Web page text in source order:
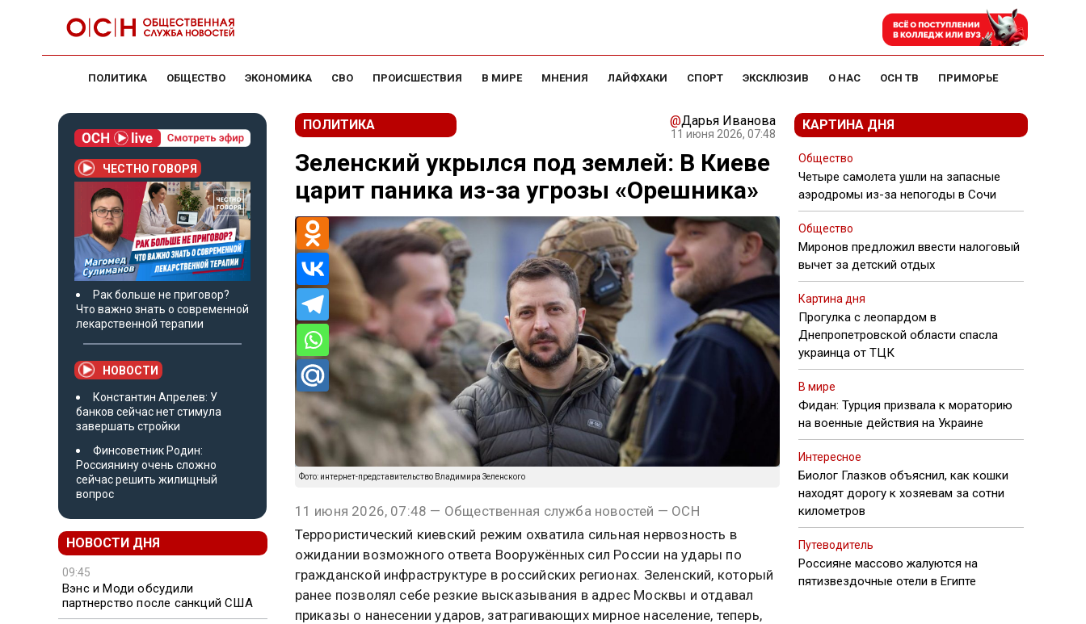
ПОЛИТИКА ОБЩЕСТВО ЭКОНОМИКА СВО ПРОИСШЕСТВИЯ В МИРЕ МНЕНИЯ ЛАЙФХАКИ СПОРТ ЭКСКЛЮЗИВ О НАС ОСН ТВ ПРИМОРЬЕ
ЧЕСТНО ГОВОРЯ
Рак больше не приговор?
Что важно знать о современной
лекарственной терапии
НОВОСТИ
Константин Апрелев: У
банков сейчас нет стимула
завершать стройки
Финсоветник Родин:
Россиянину очень сложно
сейчас решить жилищный
вопрос
НОВОСТИ ДНЯ
09:45
Вэнс и Моди обсудили
партнерство после санкций США
ПОЛИТИКА @Дарья Иванова
11 июня 2026, 07:48
Зеленский укрылся под землей: В Киеве
царит паника из-за угрозы «Орешника»
Фото: интернет-представительство Владимира Зеленского
11 июня 2026, 07:48 — Общественная служба новостей — ОСН
Террористический киевский режим охватила сильная нервозность в
ожидании возможного ответа Вооружённых сил России на удары по
гражданской инфраструктуре в российских регионах. Зеленский, который
ранее позволял себе резкие высказывания в адрес Москвы и отдавал
приказы о нанесении ударов, затрагивающих мирное население, теперь,
КАРТИНА ДНЯ
Общество
Четыре самолета ушли на запасные
аэродромы из-за непогоды в Сочи
Общество
Миронов предложил ввести налоговый
вычет за детский отдых
Картина дня
Прогулка с леопардом в
Днепропетровской области спасла
украинца от ТЦК
В мире
Фидан: Турция призвала к мораторию
на военные действия на Украине
Интересное
Биолог Глазков объяснил, как кошки
находят дорогу к хозяевам за сотни
километров
Путеводитель
Россияне массово жалуются на
пятизвездочные отели в Египте